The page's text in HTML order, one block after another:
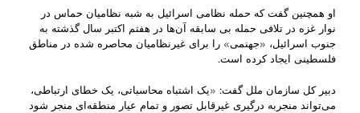
او همچنین گفت که حمله نظامی اسرائیل به شبه نظامیان حماس در
نوار غزه در تلافی حمله بی سابقه آن‌ها در هفتم اکتبر سال گذشته به
جنوب اسرائیل، «جهنمی» را برای غیرنظامیان محاصره شده در مناطق
فلسطینی ایجاد کرده است.
دبیر کل سازمان ملل گفت: «یک اشتباه محاسباتی، یک خطای ارتباطی،
می‌تواند منجربه درگیری غیرقابل تصور و تمام عیار منطقه‌ای منجر شود